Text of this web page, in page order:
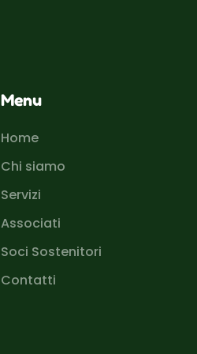
Menu
Home
Chi siamo
Servizi
Associati
Soci Sostenitori
Contatti